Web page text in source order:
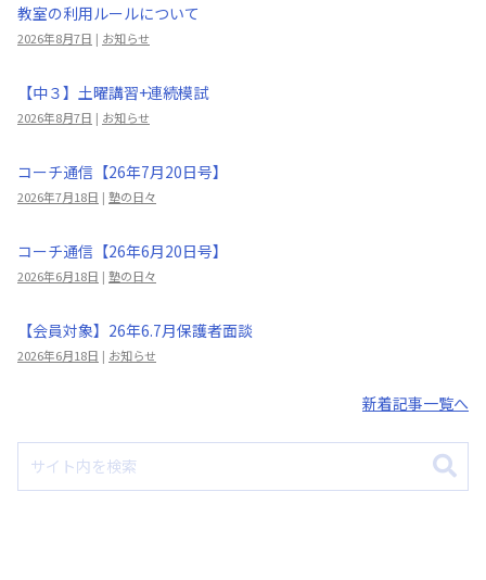
教室の利用ルールについて
2026年8月7日 | お知らせ
【中３】土曜講習+連続模試
2026年8月7日 | お知らせ
コーチ通信【26年7月20日号】
2026年7月18日 | 塾の日々
コーチ通信【26年6月20日号】
2026年6月18日 | 塾の日々
【会員対象】26年6.7月保護者面談
2026年6月18日 | お知らせ
新着記事一覧へ